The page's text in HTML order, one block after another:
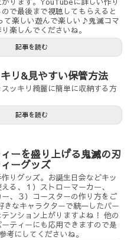
で最後まで視聴してもらえると
て楽しい遊んで楽しい♪鬼滅コマ
楽しんでくださいね。
記事を読む
リ&見やすい保管方法
ッキリ綺麗に簡単に収納する方
記事を読む
ーを盛り上げる鬼滅の刃
ーグッズ
作りグッズ。お誕生日会などキッ
る、１）ストローマーカー、
、３）コースターの作り方をご
きなキャラクターで統一したパー
ンション上がりますよね！ 他の
ティーにも応用できますので是
考にしてくださいね。